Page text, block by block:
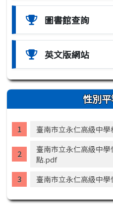
圖書館查詢
英文版網站
性別
臺南市立永仁高級中
臺南市立永仁高級中
點.pdf
臺南市立永仁高級中